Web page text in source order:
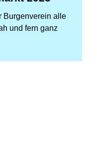
Burgenverein alle
und fern ganz